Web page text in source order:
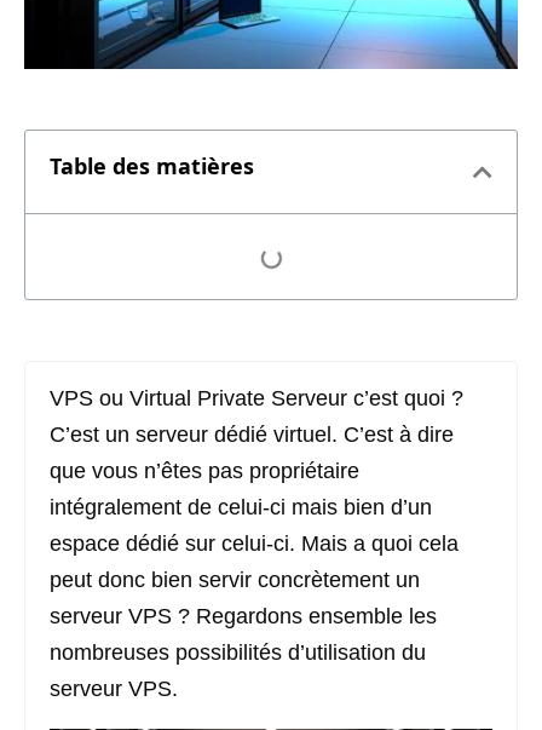
Table des matières
VPS ou Virtual Private Serveur c’est quoi ?
C’est un serveur dédié virtuel. C’est à dire
que vous n’êtes pas propriétaire
intégralement de celui-ci mais bien d’un
espace dédié sur celui-ci. Mais a quoi cela
peut donc bien servir concrètement un
serveur VPS ? Regardons ensemble les
nombreuses possibilités d’utilisation du
serveur VPS.